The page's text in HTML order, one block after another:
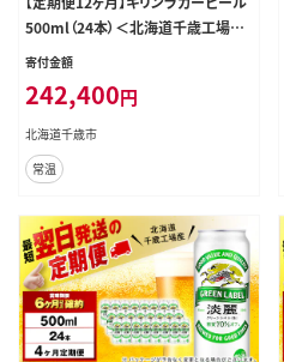
500ml（24本）＜北海道千歳工場産
＞
寄付金額
242,400円
北海道千歳市
常温